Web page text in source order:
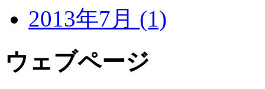
2013年7月 (1)
ウェブページ